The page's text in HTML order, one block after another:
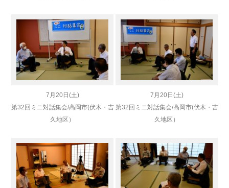
7月20日(土)
第32回ミニ対話集会/高岡市(伏木・吉
久地区）
7月20日(土)
第32回ミニ対話集会/高岡市(伏木・吉
久地区）